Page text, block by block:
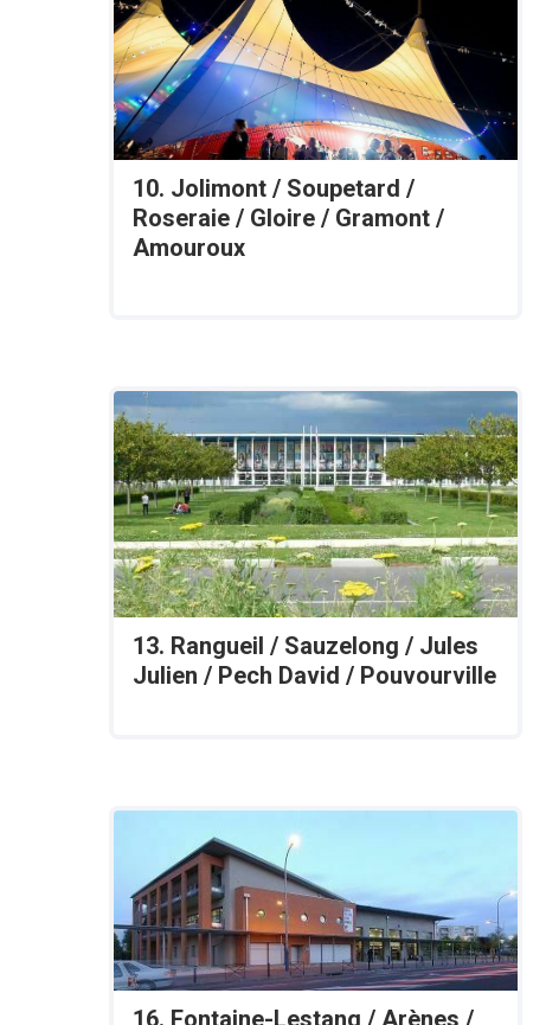
10. Jolimont / Soupetard /
Roseraie / Gloire / Gramont /
Amouroux
13. Rangueil / Sauzelong / Jules
Julien / Pech David / Pouvourville
16. Fontaine-Lestang / Arènes /